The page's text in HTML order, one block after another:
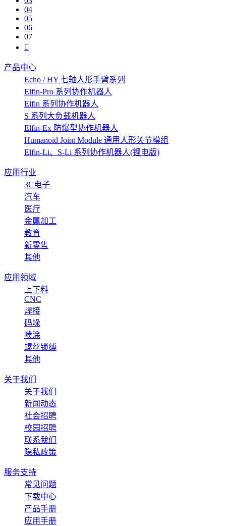
04
05
06
07
产品中心
Echo / HY 七轴人形手臂系列
Elfin-Pro 系列协作机器人
Elfin 系列协作机器人
S 系列大负载机器人
Elfin-Ex 防爆型协作机器人
Humanoid Joint Module 通用人形关节模组
Elfin-Li、S-Li 系列协作机器人(锂电版)
应用行业
3C电子
汽车
医疗
金属加工
教育
新零售
其他
应用领域
上下料
CNC
焊接
码垛
喷涂
螺丝锁缚
其他
关于我们
关于我们
新闻动态
社会招聘
校园招聘
联系我们
隐私政策
服务支持
常见问题
下载中心
产品手册
应用手册